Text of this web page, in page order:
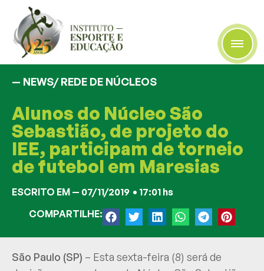
— NEWS/REDE DE NÚCLEOS
Alunos do Núcleo São
Sebastião, de projeto do
IEE, participam de torneio
de futebol em Maresias
ESCRITO EM — 07/11/2019 • 17:01 hs
COMPARTILHE:
São Paulo (SP) – Esta sexta-feira (8) será de